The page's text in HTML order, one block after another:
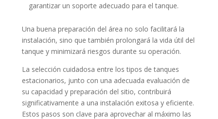
garantizar un soporte adecuado para el tanque.
Una buena preparación del área no solo facilitará la
instalación, sino que también prolongará la vida útil del
tanque y minimizará riesgos durante su operación.
La selección cuidadosa entre los tipos de tanques
estacionarios, junto con una adecuada evaluación de
su capacidad y preparación del sitio, contribuirá
significativamente a una instalación exitosa y eficiente.
Estos pasos son clave para aprovechar al máximo las